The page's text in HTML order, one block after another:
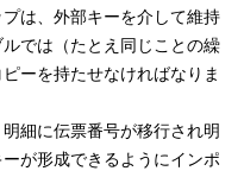
は、外部キーを介して維持
では（たとえ同じことの繰
ーを持たせなければなりま
細に伝票番号が移行され明
が形成できるようにインポ